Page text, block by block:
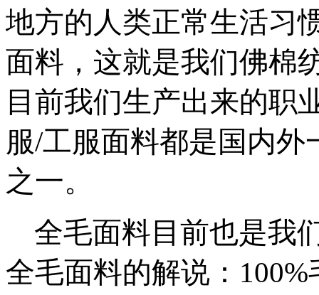
地方的人类正常生活习
面料，这就是我们佛棉
目前我们生产出来的职
服/工服面料都是国内
之一。
全毛面料目前也是我
全毛面料的解说：